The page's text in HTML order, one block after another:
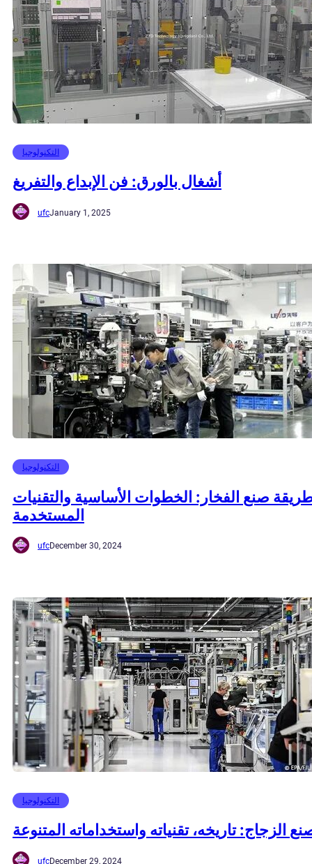
التكنولوجيا
أشغال بالورق: فن الإبداع والتفريغ
ufcJanuary 1, 2025
التكنولوجيا
صنع الفخار: الخطوات الأساسية والتقنيات
المستخدمة
ufcDecember 30, 2024
التكنولوجيا
الزجاج: تاريخه، تقنياته واستخداماته المتنوعة
ufcDecember 29, 2024